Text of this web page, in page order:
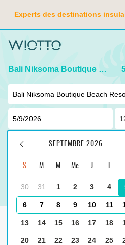
Experts des destinations
Bali Niksoma Boutique Beach Resort
SEPTEMBRE 2026
S M M Me J F
30 31 1 2 3 4
6 7 8 9 10 11
13 14 15 16 17 18
20 21 22 23 24 25
adulte , 0enfant
Principale Indonésie
Tanjung Benoa